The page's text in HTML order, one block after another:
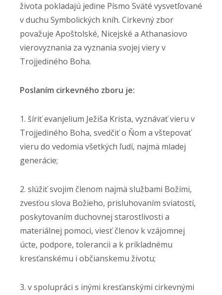
života pokladajú jedine Písmo Sväté vysvetľované
v duchu Symbolických kníh. Cirkevný zbor
považuje Apoštolské, Nicejské a Athanasiovo
vierovyznania za vyznania svojej viery v
Trojjediného Boha.
Poslaním cirkevného zboru je:
1. šíriť evanjelium Ježiša Krista, vyznávať vieru v
Trojjediného Boha, svedčiť o Ňom a vštepovať
vieru do vedomia všetkých ľudí, najmä mladej
generácie;
2. slúžiť svojim členom najmä službami Božími,
zvesťou slova Božieho, prisluhovaním sviatostí,
poskytovaním duchovnej starostlivosti a
materiálnej pomoci, viesť členov k vzájomnej
úcte, podpore, tolerancii a k príkladnému
kresťanskému i občianskemu životu;
3. v spolupráci s inými kresťanskými cirkevnými